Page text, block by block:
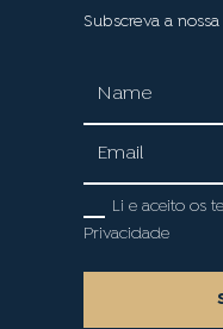
Subscreva a
Li e aceito os
Privacidade